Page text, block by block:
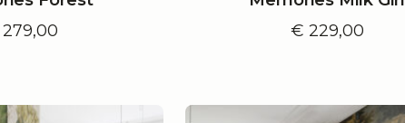
€ 229,00